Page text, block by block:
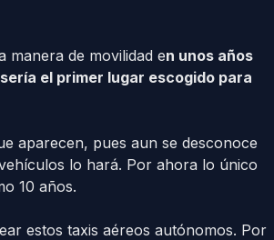
manera de movilidad en unos años
el primer lugar escogido para
aparecen, pues aun se desconoce
lo hará. Por ahora lo único
10 años.
estos taxis aéreos autónomos. Por